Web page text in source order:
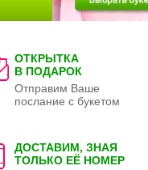
ОТКРЫТКА
В ПОДАРОК
Отправим Ваше
послание с букетом
ДОСТАВИМ, ЗНАЯ
ТОЛЬКО ЕЁ НОМЕР